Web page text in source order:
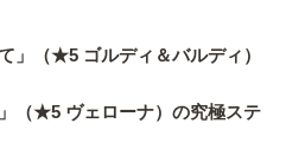
」（★5 ゴルディ＆バルディ）
（★5 ヴェローナ）の究極ステ